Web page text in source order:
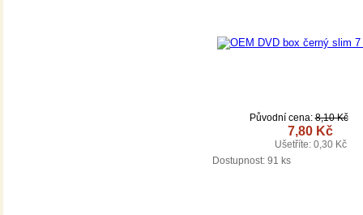
Původní cena:8,10 Kč
7,80 Kč
Ušetříte: 0,30 Kč
Dostupnost: 91 ks